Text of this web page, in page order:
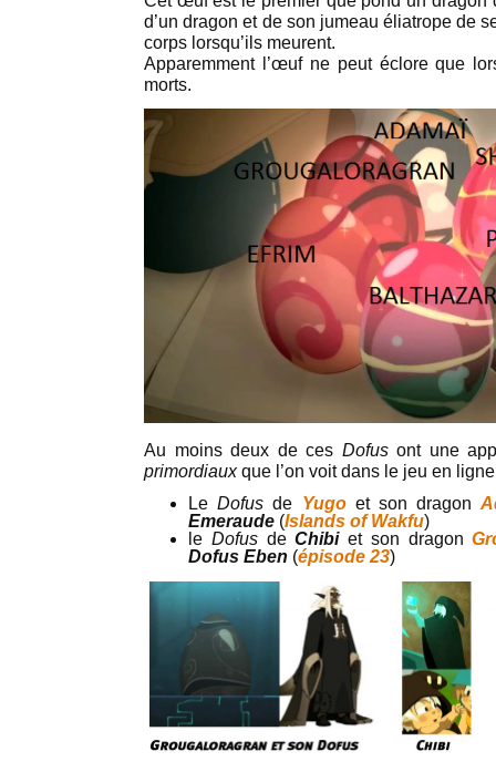
d’un dragon et de son jumeau éliatrope de
corps lorsqu’ils meurent.
Apparemment l’œuf ne peut éclore que
morts.
Au moins deux de ces Dofusont une
primordiauxque l’on voit dans le jeu en
LeDofus de Yugo et son dragon
Emeraude (Islands of Wakfu)
le DofusdeChibiet son dragon
Dofus Eben (épisode 23)